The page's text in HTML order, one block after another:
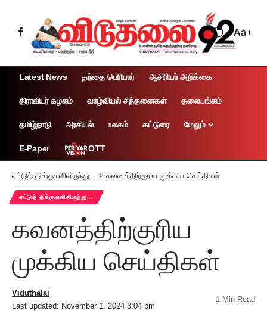
Aa
Latest News தந்தை பெரியார் ஆசிரியர் அறிக்கை
திராவிடர் கழகம் வாழ்வியல் சிந்தனைகள் தலையங்கம்
தமிழ்நாடு அரசியல் உலகம் கட்டுரை மேலும்
E-Paper OTT
ஏட்டுத் திக்குகளிலிருந்து... > கவனத்திற்குரிய முக்கிய செய்திகள்
ஏட்டுத் திக்குகளிலிருந்து...
கவனத்திற்குரிய
முக்கிய செய்திகள்
Last updated: November 1, 2024 3:04 pm
Viduthalai
1 Min Read